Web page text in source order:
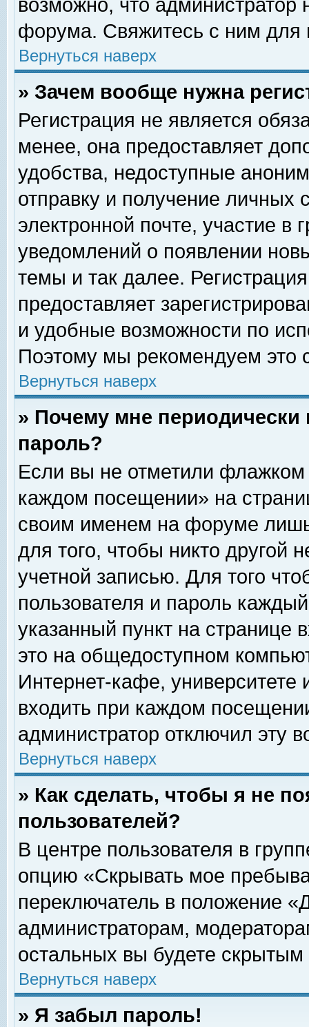
возможно, что
форума. Свяжитесь с ним для
Вернуться наверх
» Зачем вообще нужна
Регистрация не является
менее, она предоставляет
удобства, недоступные
отправку и получение личных
электронной почте, участие в
уведомлений о появлении
темы и так далее.
предоставляет
и удобные возможности по
Поэтому мы рекомендуем это
Вернуться наверх
» Почему мне
пароль?
Если вы не отметили флажком
каждом посещении» на
своим именем на форуме
для того, чтобы никто другой
учетной записью. Для того
пользователя и пароль
указанный пункт на
это на общедоступном
Интернет-кафе, университете
входить при каждом
администратор отключил эту
Вернуться наверх
» Как сделать, чтобы я не
пользователей?
В центре пользователя в
опцию «Скрывать мое
переключатель в положение
администраторам,
остальных вы будете скрытым
Вернуться наверх
» Я забыл пароль!